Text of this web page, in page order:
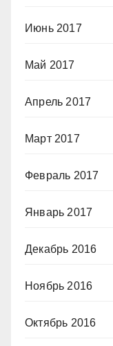
Июнь 2017
Май 2017
Апрель 2017
Март 2017
Февраль 2017
Январь 2017
Декабрь 2016
Ноябрь 2016
Октябрь 2016